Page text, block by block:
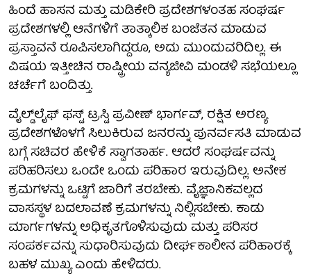
ಹಿಂದೆ ಹಾಸನ ಮತ್ತು ಮಡಿಕೇರಿ ಪ್ರದೇಶಗಳಂತಹ ಸಂಘರ್ಷ
ಪ್ರದೇಶಗಳಲ್ಲಿ ಆನೆಗಳಿಗೆ ತಾತ್ಕಾಲಿಕ ಬಂಜೆತನ ಮಾಡುವ
ಪ್ರಸ್ತಾವನೆ ರೂಪಿಸಲಾಗಿದ್ದರೂ, ಅದು ಮುಂದುವರಿದಿಲ್ಲ. ಈ
ವಿಷಯ ಇತ್ತೀಚಿನ ರಾಷ್ಟ್ರೀಯ ವನ್ಯಜೀವಿ ಮಂಡಳಿ ಸಭೆಯಲ್ಲೂ
ಚರ್ಚೆಗೆ ಬಂದಿತ್ತು.
ವೈಲ್ಡ್‌ಲೈಫ್ ಫಸ್ಟ್ ಟ್ರಸ್ಟಿ ಪ್ರವೀಣ್ ಭಾರ್ಗವ್, ರಕ್ಷಿತ ಅರಣ್ಯ
ಪ್ರದೇಶಗಳೊಳಗೆ ಸಿಲುಕಿರುವ ಜನರನ್ನು ಪುನರ್ವಸತಿ ಮಾಡುವ
ಬಗ್ಗೆ ಸಚಿವರ ಹೇಳಿಕೆ ಸ್ವಾಗತಾರ್ಹ. ಆದರೆ ಸಂಘರ್ಷವನ್ನು
ಪರಿಹರಿಸಲು ಒಂದೇ ಒಂದು ಪರಿಹಾರ ಇರುವುದಿಲ್ಲ. ಅನೇಕ
ಕ್ರಮಗಳನ್ನು ಒಟ್ಟಿಗೆ ಜಾರಿಗೆ ತರಬೇಕು. ವೈಜ್ಞಾನಿಕವಲ್ಲದ
ವಾಸಸ್ಥಳ ಬದಲಾವಣೆ ಕ್ರಮಗಳನ್ನು ನಿಲ್ಲಿಸಬೇಕು. ಕಾಡು
ಮಾರ್ಗಗಳನ್ನು ಅಧಿಕೃತಗೊಳಿಸುವುದು ಮತ್ತು ಪರಿಸರ
ಸಂಪರ್ಕವನ್ನು ಸುಧಾರಿಸುವುದು ದೀರ್ಘಕಾಲೀನ ಪರಿಹಾರಕ್ಕೆ
ಬಹಳ ಮುಖ್ಯ ಎಂದು ಹೇಳಿದರು.